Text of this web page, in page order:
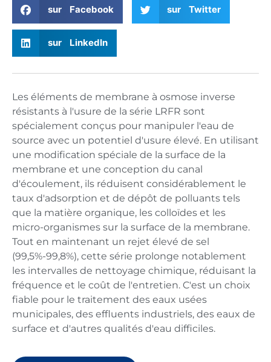
sur Facebook sur Twitter
sur LinkedIn
Les éléments de membrane à osmose inverse
résistants à l'usure de la série LRFR sont
spécialement conçus pour manipuler l'eau de
source avec un potentiel d'usure élevé. En utilisant
une modification spéciale de la surface de la
membrane et une conception du canal
d'écoulement, ils réduisent considérablement le
taux d'adsorption et de dépôt de polluants tels
que la matière organique, les colloïdes et les
micro-organismes sur la surface de la membrane.
Tout en maintenant un rejet élevé de sel
(99,5%-99,8%), cette série prolonge notablement
les intervalles de nettoyage chimique, réduisant la
fréquence et le coût de l'entretien. C'est un choix
fiable pour le traitement des eaux usées
municipales, des effluents industriels, des eaux de
surface et d'autres qualités d'eau difficiles.